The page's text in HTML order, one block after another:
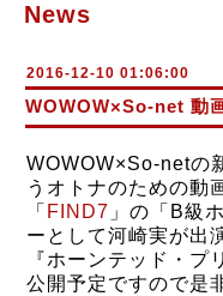
News
2016-12-10 01:06:00
WOWOW×So-net 動
WOWOW×So-netの
うオトナのための動
「 FIND7 」の 「B級
ーとして河崎実が出
『ホーンテッド・プ
公開予定ですので是